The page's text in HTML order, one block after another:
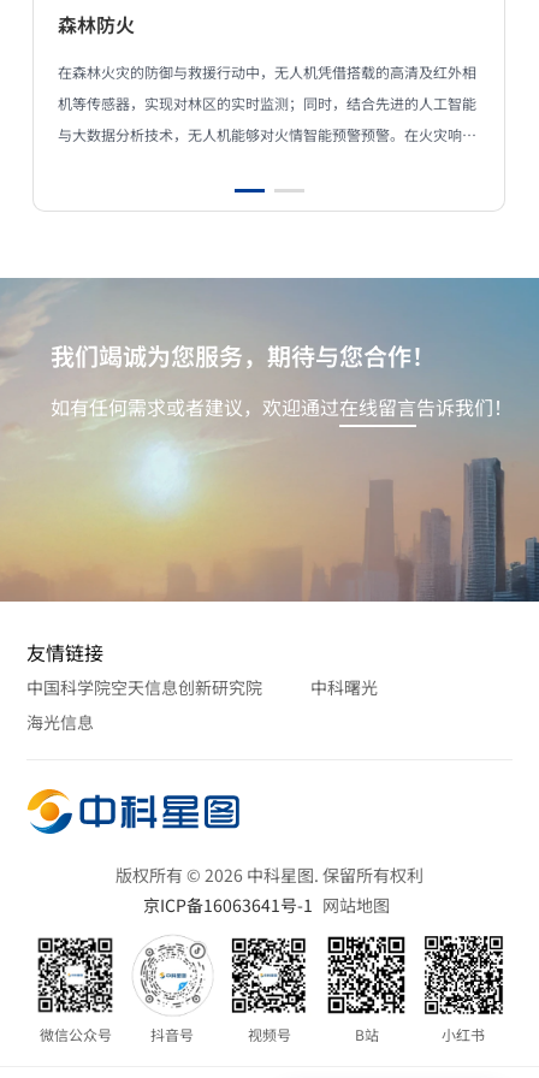
森林防火
在森林火灾的防御与救援行动中，无人机凭借搭载的高清及红外相
机等传感器，实现对林区的实时监测；同时，结合先进的人工智能
与大数据分析技术，无人机能够对火情智能预警预警。在火灾响应
够指挥配备灭火弹的无人机直接执行空中灭火任务，大幅提升森林
我们竭诚为您服务，期待与您合作！
如有任何需求或者建议，欢迎通过在线留言告诉我们！
友情链接
中国科学院空天信息创新研究院
中科曙光
海光信息
版权所有 © 2026 中科星图. 保留所有权利
京ICP备16063641号-1 网站地图
微信公众号 抖音号 视频号 B站 小红书